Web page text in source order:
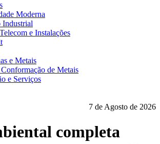
Moderna
Industrial
e Instalações
e Metais
de Metais
e Serviços
7 de Agosto de 2026
completa